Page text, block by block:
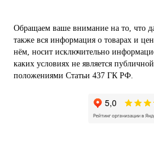
Обращаем ваше внимание на то, что
также вся информация о товарах и
нём, носит исключительно
каких условиях не является
положениями Статьи 437 ГК РФ.